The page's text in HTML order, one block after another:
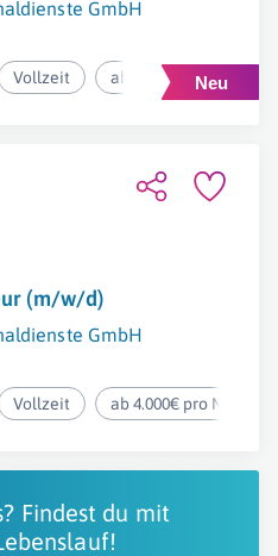
GmbH
Vollzeit ab 2.727,40€ pro
(m/w/d)
GmbH
Vollzeit ab 4.000€ pro Monat
Findest du mit